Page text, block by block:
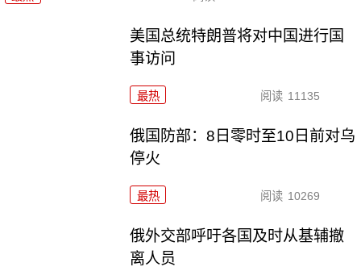
美国总统特朗普将对中国进行国
事访问
最热 阅读 11135
俄国防部：8日零时至10日前对乌
停火
最热 阅读 10269
俄外交部呼吁各国及时从基辅撤
离人员